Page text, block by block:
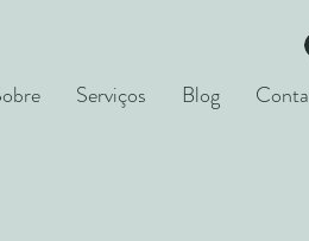
Serviços Blog